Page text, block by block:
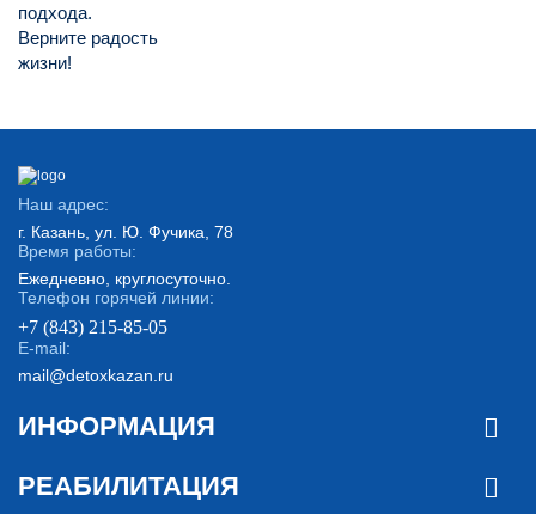
подхода.
Верните радость
жизни!
Наш адрес:
г. Казань, ул. Ю. Фучика, 78
Время работы:
Ежедневно, круглосуточно.
Телефон горячей линии:
+7 (843) 215-85-05
E-mail:
mail@detoxkazan.ru
ИНФОРМАЦИЯ
РЕАБИЛИТАЦИЯ